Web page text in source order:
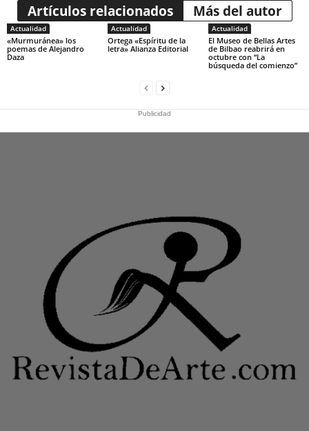
Artículos relacionados Más del autor
Actualidad
«Murmuránea» los
poemas de Alejandro
Daza
Actualidad
Ortega «Espíritu de la
letra» Alianza Editorial
Actualidad
El Museo de Bellas Artes
de Bilbao reabrirá en
octubre con “La
búsqueda del comienzo”
Publicidad